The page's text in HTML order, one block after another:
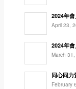
2024年
April 23,
2024年
March
同心同力
February